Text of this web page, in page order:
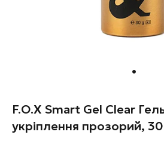
F.O.X Smart Gel Clear
укріплення прозорий,